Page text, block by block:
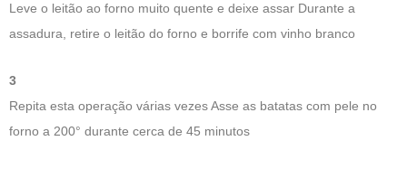
Leve o leitão ao forno muito quente e deixe assar Durante a
assadura, retire o leitão do forno e borrife com vinho branco
3
Repita esta operação várias vezes Asse as batatas com pele no
forno a 200° durante cerca de 45 minutos